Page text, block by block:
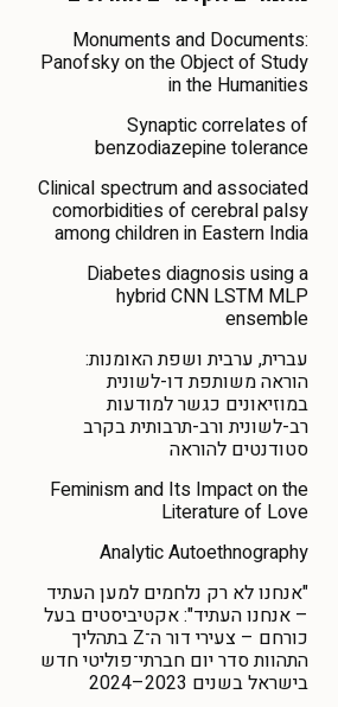
Monuments and Documents:
Panofsky on the Object of Study
in the Humanities
Synaptic correlates of
benzodiazepine tolerance
Clinical spectrum and associated
comorbidities of cerebral palsy
among children in Eastern India
Diabetes diagnosis using a
hybrid CNN LSTM MLP
ensemble
עברית, ערבית ושפת האומנות:
הוראה משותפת דו-לשונית
במוזיאונים כגשר למודעות
רב-לשונית ורב-תרבותית בקרב
סטודנטים להוראה
Feminism and Its Impact on the
Literature of Love
Analytic Autoethnography
"אנחנו לא רק נלחמים למען העתיד
– אנחנו העתיד": אקטיביסטים בעל
כורחם – צעירי דור ה־Z בתהליך
התהוות סדר יום חברתי־פוליטי חדש
בישראל בשנים 2023–2024